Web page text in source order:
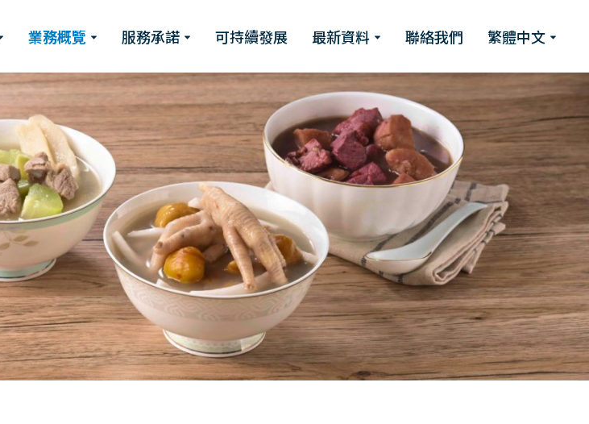
業務概覽 服務承諾 可持續發展 最新資料 聯絡我們 繁體中文